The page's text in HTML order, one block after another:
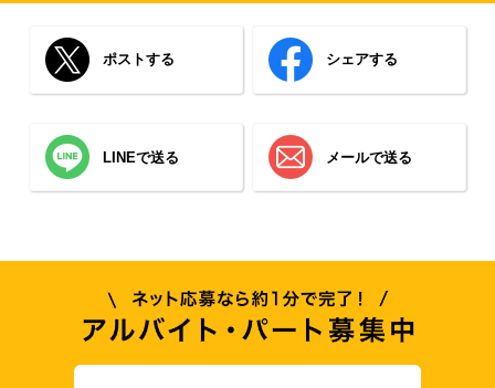
ポストする シェアする
LINEで送る メールで送る